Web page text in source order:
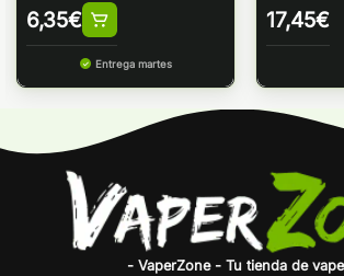
6,35€
Entrega martes
17,45€
- VaperZone - Tu tienda de